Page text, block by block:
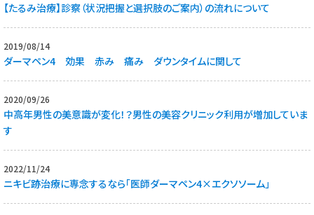
【たるみ治療】診察（状況把握と選択肢のご案内）の流れについて
2019/08/14
ダーマペン4 効果 赤み 痛み ダウンタイムに関して
2020/09/26
中高年男性の美意識が変化！？男性の美容クリニック利用が増加していま
す
2022/11/24
ニキビ跡治療に専念するなら「医師ダーマペン4×エクソソーム」